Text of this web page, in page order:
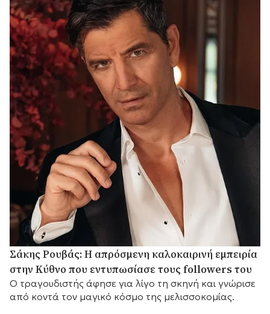
Σάκης Ρουβάς: Η απρόσμενη καλοκαιρινή εμπειρία
στην Κύθνο που εντυπωσίασε τους followers του
Ο τραγουδιστής άφησε για λίγο τη σκηνή και γνώρισε
από κοντά τον μαγικό κόσμο της μελισσοκομίας.